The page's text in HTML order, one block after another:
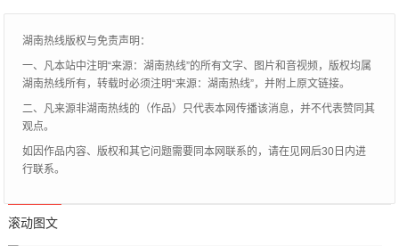
湖南热线版权与免责声明：
一、凡本站中注明“来源：湖南热线”的所有文字、图片和音视频，版权均属
湖南热线所有，转载时必须注明“来源：湖南热线”，并附上原文链接。
二、凡来源非湖南热线的（作品）只代表本网传播该消息，并不代表赞同其
观点。
如因作品内容、版权和其它问题需要同本网联系的，请在见网后30日内进
行联系。
滚动图文